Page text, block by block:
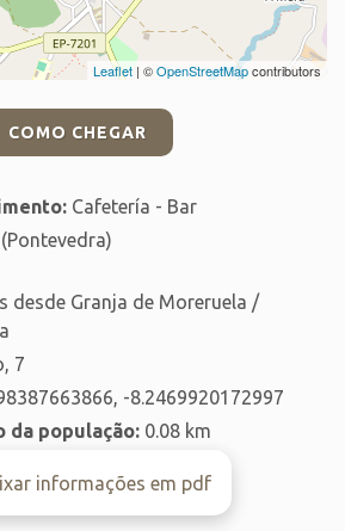
Leaflet | ©OpenStreetMapcontributors
COMO CHEGAR
Cafetería - Bar
desde Granja de Moreruela /
7
-8.2469920172997
da população: 0.08 km
informações em pdf